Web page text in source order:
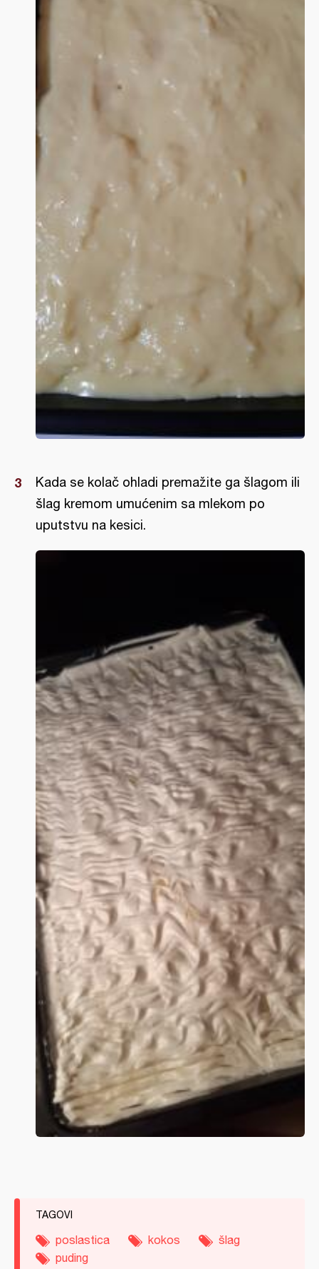
Kada se kolač ohladi premažite ga šlagom ili
šlag kremom umućenim sa mlekom po
uputstvu na kesici.
TAGOVI
poslastica kokos
šlag
puding